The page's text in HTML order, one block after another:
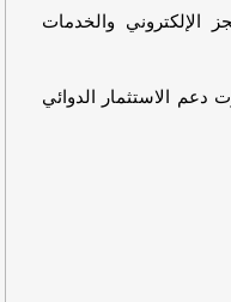
الإلكتروني والخدمات
الاستثمار الدوائي